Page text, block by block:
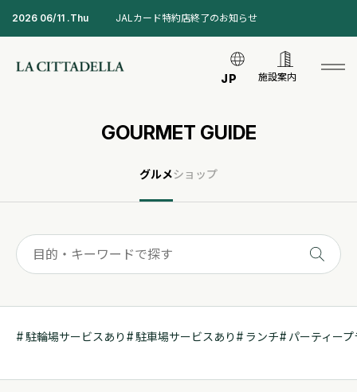
2026 06/11 .Thu JALカード特約店終了のお知らせ
JP 施設案内
GOURMET GUIDE
グルメショップ
駐輪場サービスあり 駐車場サービスあり ランチ パーティープ